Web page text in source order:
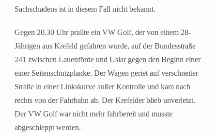
Sachschadens ist in diesem Fall nicht bekannt.
Gegen 20.30 Uhr prallte ein VW Golf, der von einem 28-
Jährigen aus Krefeld gefahren wurde, auf der Bundesstraße
241 zwischen Lauenförde und Uslar gegen den Beginn einer
einer Seitenschutzplanke. Der Wagen geriet auf verschneiter
Straße in einer Linkskurve außer Kontrolle und kam nach
rechts von der Fahrbahn ab. Der Krefelder blieb unverletzt.
Der VW Golf war nicht mehr fahrbereit und musste
abgeschleppt werden.